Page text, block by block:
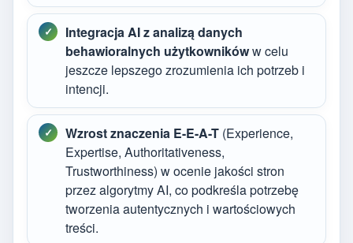
Integracja AI z analizą danych
behawioralnych użytkownikóww celu
jeszcze lepszego zrozumienia ich potrzeb i
intencji.
Wzrost znaczenia E-E-A-T (Experience,
Expertise, Authoritativeness,
Trustworthiness) w ocenie jakości stron
przez algorytmy AI, co podkreśla potrzebę
tworzenia autentycznych i wartościowych
treści.